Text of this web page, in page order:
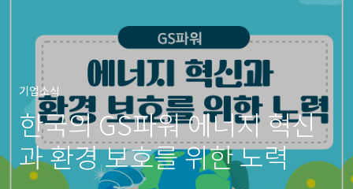
기업소식
한국의 GS파워 에너지 혁신
과 환경 보호를 위한 노력